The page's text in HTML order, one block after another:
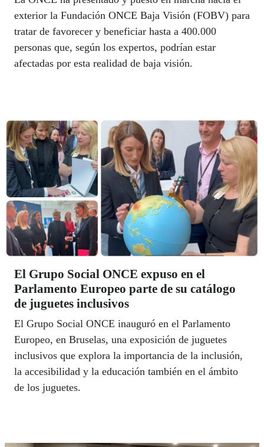
exterior la Fundación ONCE Baja Visión (FOBV) para
tratar de favorecer y beneficiar hasta a 400.000
personas que, según los expertos, podrían estar
afectadas por esta realidad de baja visión.
El Grupo Social ONCE expuso en el
Parlamento Europeo parte de su catálogo
de juguetes inclusivos
El Grupo Social ONCE inauguró en el Parlamento
Europeo, en Bruselas, una exposición de juguetes
inclusivos que explora la importancia de la inclusión,
la accesibilidad y la educación también en el ámbito
de los juguetes.